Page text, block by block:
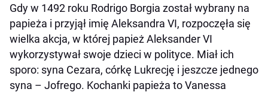
Gdy w 1492 roku Rodrigo Borgia został wybrany na
papieża i przyjął imię Aleksandra VI, rozpoczęła się
wielka akcja, w której papież Aleksander VI
wykorzystywał swoje dzieci w polityce. Miał ich
sporo: syna Cezara, córkę Lukrecję i jeszcze jednego
syna – Jofrego. Kochanki papieża to Vanessa